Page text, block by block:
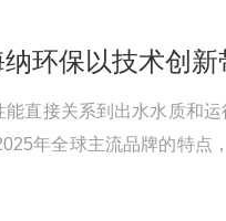
环保以技术创新
直接关系到出水水质和
年全球主流品牌的特